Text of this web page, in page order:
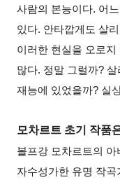
사람의 본능이다. 어
있다. 안타깝게도 살
이러한 현실을 오로지
많다. 정말 그럴까?
재능에 있었을까? 실
모차르트 초기 작품
볼프강 모차르트의
자수성가한 유명 작곡